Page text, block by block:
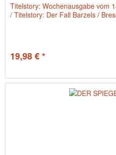
Titelstory: Wochenausgabe vom
/ Titelstory: Der Fall Barzels /
19,98 € *